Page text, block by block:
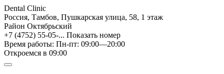
Dental Clinic
Россия, Тамбов, Пушкарская улица, 58, 1 этаж
Район Октябрьский
+7 (4752) 55-05-... Показать номер
Время работы: Пн-пт: 09:00—20:00
Откроемся в 09:00